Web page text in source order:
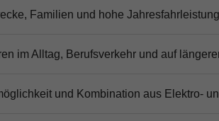
Familien und hohe Jahresfahrleistung
im Alltag, Berufsverkehr und auf
und Kombination aus Elektro-